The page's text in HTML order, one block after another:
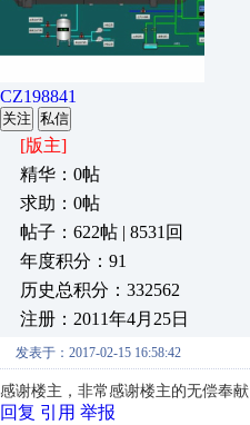
CZ198841
关注 私信
[版主]
精华：0帖
求助：0帖
帖子：622帖 | 8531回
年度积分：91
历史总积分：332562
注册：2011年4月25日
发表于：2017-02-15 16:58:42
感谢楼主，非常感谢楼主的无偿奉献
回复 引用 举报